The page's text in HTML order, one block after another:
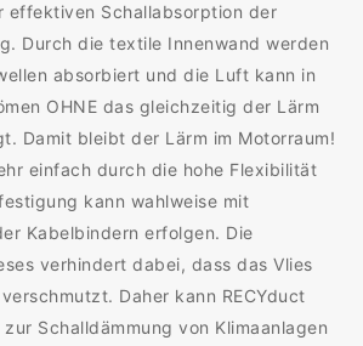
effektiven Schallabsorption der
Durch die textile Innenwand werden
absorbiert und die Luft kann in
OHNE das gleichzeitig der Lärm
Damit bleibt der Lärm im Motorraum!
einfach durch die hohe Flexibilität
kann wahlweise mit
Kabelbindern erfolgen. Die
verhindert dabei, dass das Vlies
Daher kann RECYduct
Schalldämmung von Klimaanlagen